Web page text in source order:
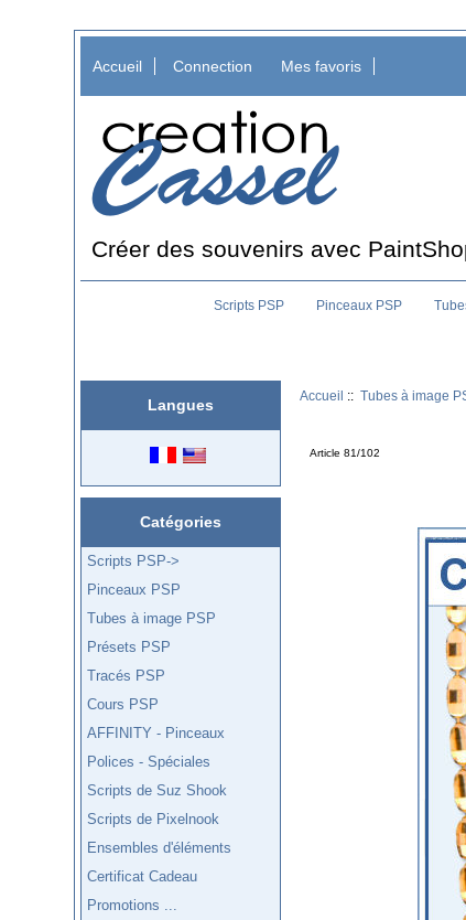
Accueil Connection Mes favoris
Créer des souvenirs avec
Scripts PSP Pinceaux PSP
Langues
Catégories
Scripts PSP->
Pinceaux PSP
Tubes à image PSP
Présets PSP
Tracés PSP
Cours PSP
AFFINITY - Pinceaux
Polices - Spéciales
Scripts de Suz Shook
Scripts de Pixelnook
Ensembles d'éléments
Certificat Cadeau
Promotions ...
Accueil :: Tubes à image
Article 81/102